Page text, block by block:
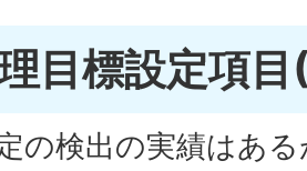
目標設定項
の検出の実績はあ